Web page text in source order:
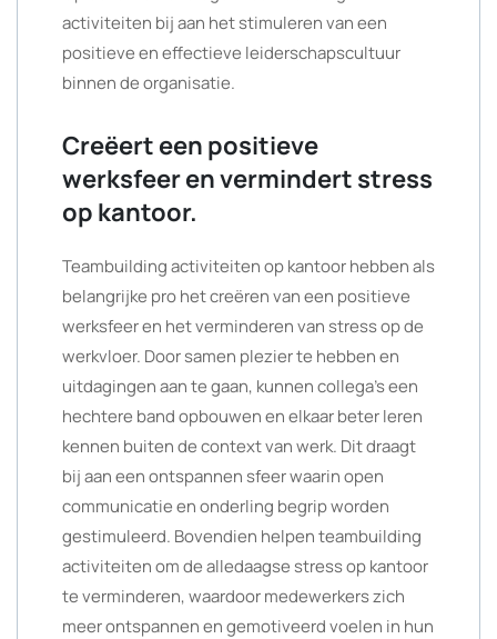
activiteiten bij aan het stimuleren van een
positieve en effectieve leiderschapscultuur
binnen de organisatie.
Creëert een positieve
werksfeer en vermindert stress
op kantoor.
Teambuilding activiteiten op kantoor hebben als
belangrijke pro het creëren van een positieve
werksfeer en het verminderen van stress op de
werkvloer. Door samen plezier te hebben en
uitdagingen aan te gaan, kunnen collega’s een
hechtere band opbouwen en elkaar beter leren
kennen buiten de context van werk. Dit draagt
bij aan een ontspannen sfeer waarin open
communicatie en onderling begrip worden
gestimuleerd. Bovendien helpen teambuilding
activiteiten om de alledaagse stress op kantoor
te verminderen, waardoor medewerkers zich
meer ontspannen en gemotiveerd voelen in hun